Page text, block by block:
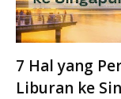
7 Hal yang
Liburan ke